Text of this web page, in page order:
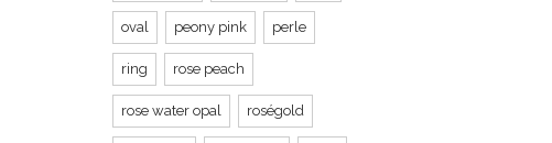
oval peony pink perle
ring rose peach
rose water opal roségold